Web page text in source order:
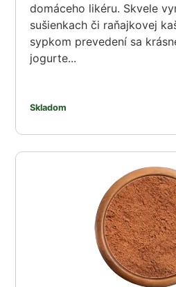
domáceho likéru. Skvele
sušienkach či raňajkovej
sypkom prevedení sa
jogurte...
Skladom